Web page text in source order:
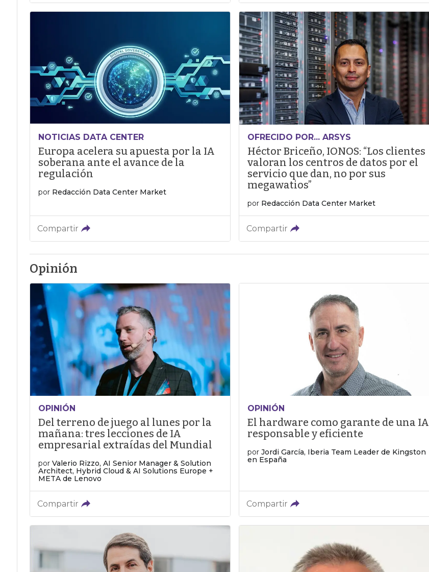
NOTICIAS DATA CENTER
Europa acelera su apuesta por la IA
soberana ante el avance de la
regulación
por Redacción Data Center Market
Compartir
OFRECIDO POR... ARSYS
Héctor Briceño, IONOS: “Los clientes
valoran los centros de datos por el
servicio que dan, no por sus
megawatios”
por Redacción Data Center Market
Compartir
Opinión
OPINIÓN
Del terreno de juego al lunes por la
mañana: tres lecciones de IA
empresarial extraídas del Mundial
por Valerio Rizzo, AI Senior Manager & Solution
Architect, Hybrid Cloud & AI Solutions Europe +
META de Lenovo
Compartir
OPINIÓN
El hardware como garante de una IA
responsable y eficiente
por Jordi García, Iberia Team Leader de Kingston
en España
Compartir